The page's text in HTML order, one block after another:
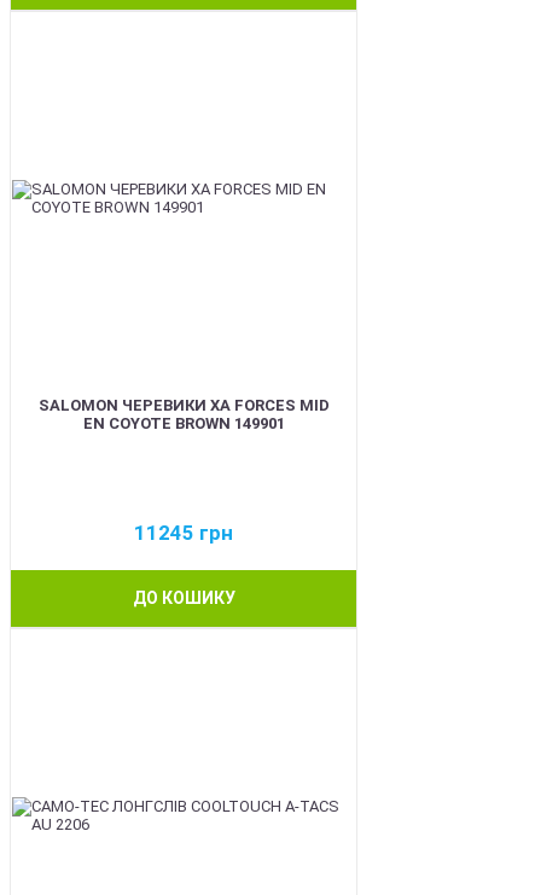
SALOMON ЧЕРЕВИКИ XA FORCES MID
EN COYOTE BROWN 149901
11245 грн
ДО КОШИКУ